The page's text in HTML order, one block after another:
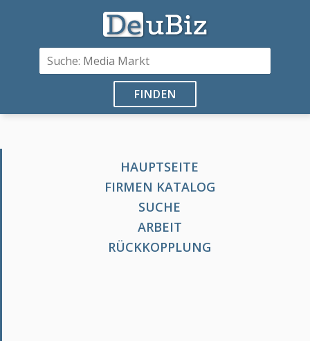
FINDEN
HAUPTSEITE
FIRMEN KATALOG
SUCHE
ARBEIT
RÜCKKOPPLUNG